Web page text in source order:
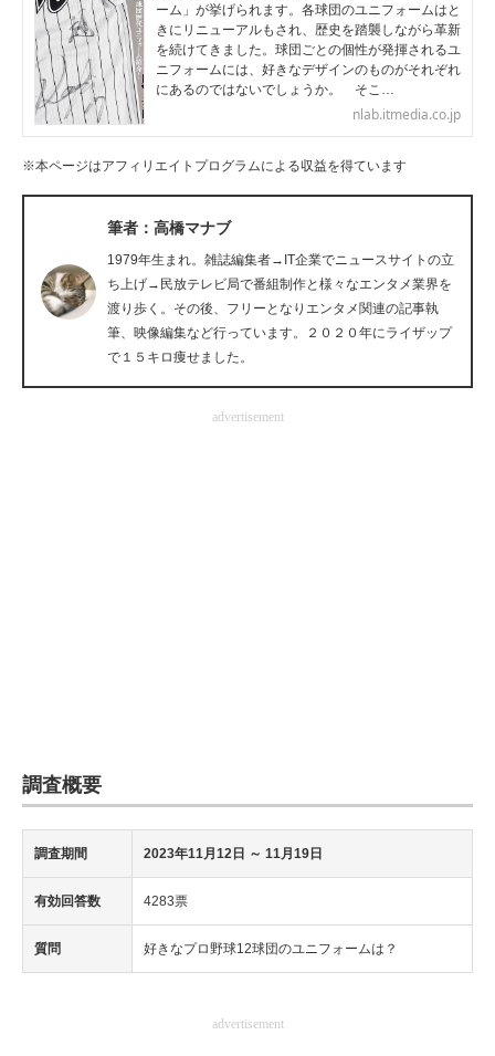
モノづくり技術者専門サイト
エレクトロニクス専門サイト
電子設計の基本と応用
エネルギーの専門メディア
建設×テクノロジーの最前線
ちょっと気になるネットの話題
ーム」が挙げられます。各球団のユニフォームはと
きにリニューアルもされ、歴史を踏襲しながら革新
を続けてきました。球団ごとの個性が発揮されるユ
ニフォームには、好きなデザインのものがそれぞれ
にあるのではないでしょうか。 そこ…
nlab.itmedia.co.jp
※本ページはアフィリエイトプログラムによる収益を得ています
筆者：高橋マナブ
1979年生まれ。雑誌編集者→IT企業でニュースサイトの立
ち上げ→民放テレビ局で番組制作と様々なエンタメ業界を
渡り歩く。その後、フリーとなりエンタメ関連の記事執
筆、映像編集など行っています。２０２０年にライザップ
で１５キロ痩せました。
advertisement
調査概要
調査期間 2023年11月12日 ～ 11月19日
有効回答数 4283票
質問 好きなプロ野球12球団のユニフォームは？
advertisement